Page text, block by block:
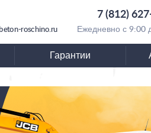
7 (812)
roschino.ru Ежедневно с 9:00
Гарантии